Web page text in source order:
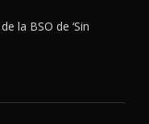
la BSO de ‘Sin